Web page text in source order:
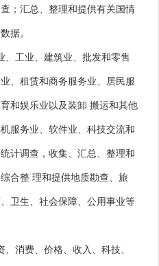
；汇总、整理和提供有关国情
据。
工业、建筑业、批发和零售
、租赁和商务服务业、居民服
和娱乐业以及装卸 搬运和其他
服务业、软件业、科技交流和
计调查，收集、汇总、整理和
合整 理和提供地质勘查、旅
卫生、社会保障、公用事业等
消费、价格、收入、科技、